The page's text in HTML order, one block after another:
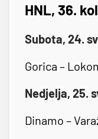
HNL, 36.
Subota, 24.
Gorica –
Nedjelja, 25.
Dinamo –